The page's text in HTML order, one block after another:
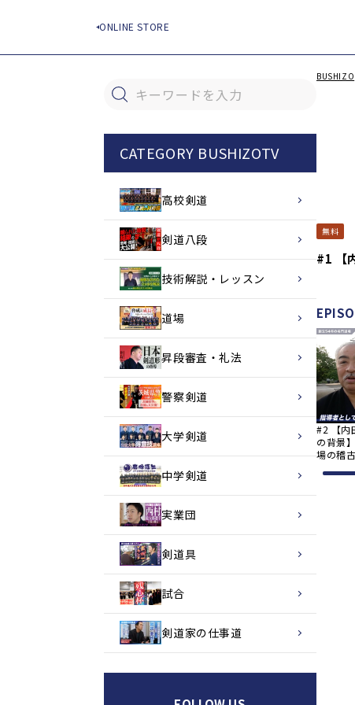
ONLINE STORE
キーワードを入力
CATEGORY BUSHIZOTV
高校剣道
剣道八段
技術解説・レッスン
道場
昇段審査・礼法
警察剣道
大学剣道
中学剣道
実業団
剣道具
試合
剣道家の仕事道
BUSHIZO
無料
#1 【
#2 【内
の背景
場の稽古